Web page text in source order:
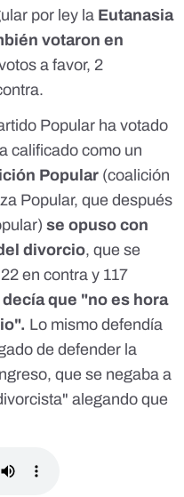
por ley la Eutanasia
votaron en
a favor, 2
Popular ha votado
calificado como un
Popular (coalición
Popular, que después
se opuso con
divorcio, que se
en contra y 117
que "no es hora
". Lo mismo defendía
de defender la
que se negaba a
alegando que